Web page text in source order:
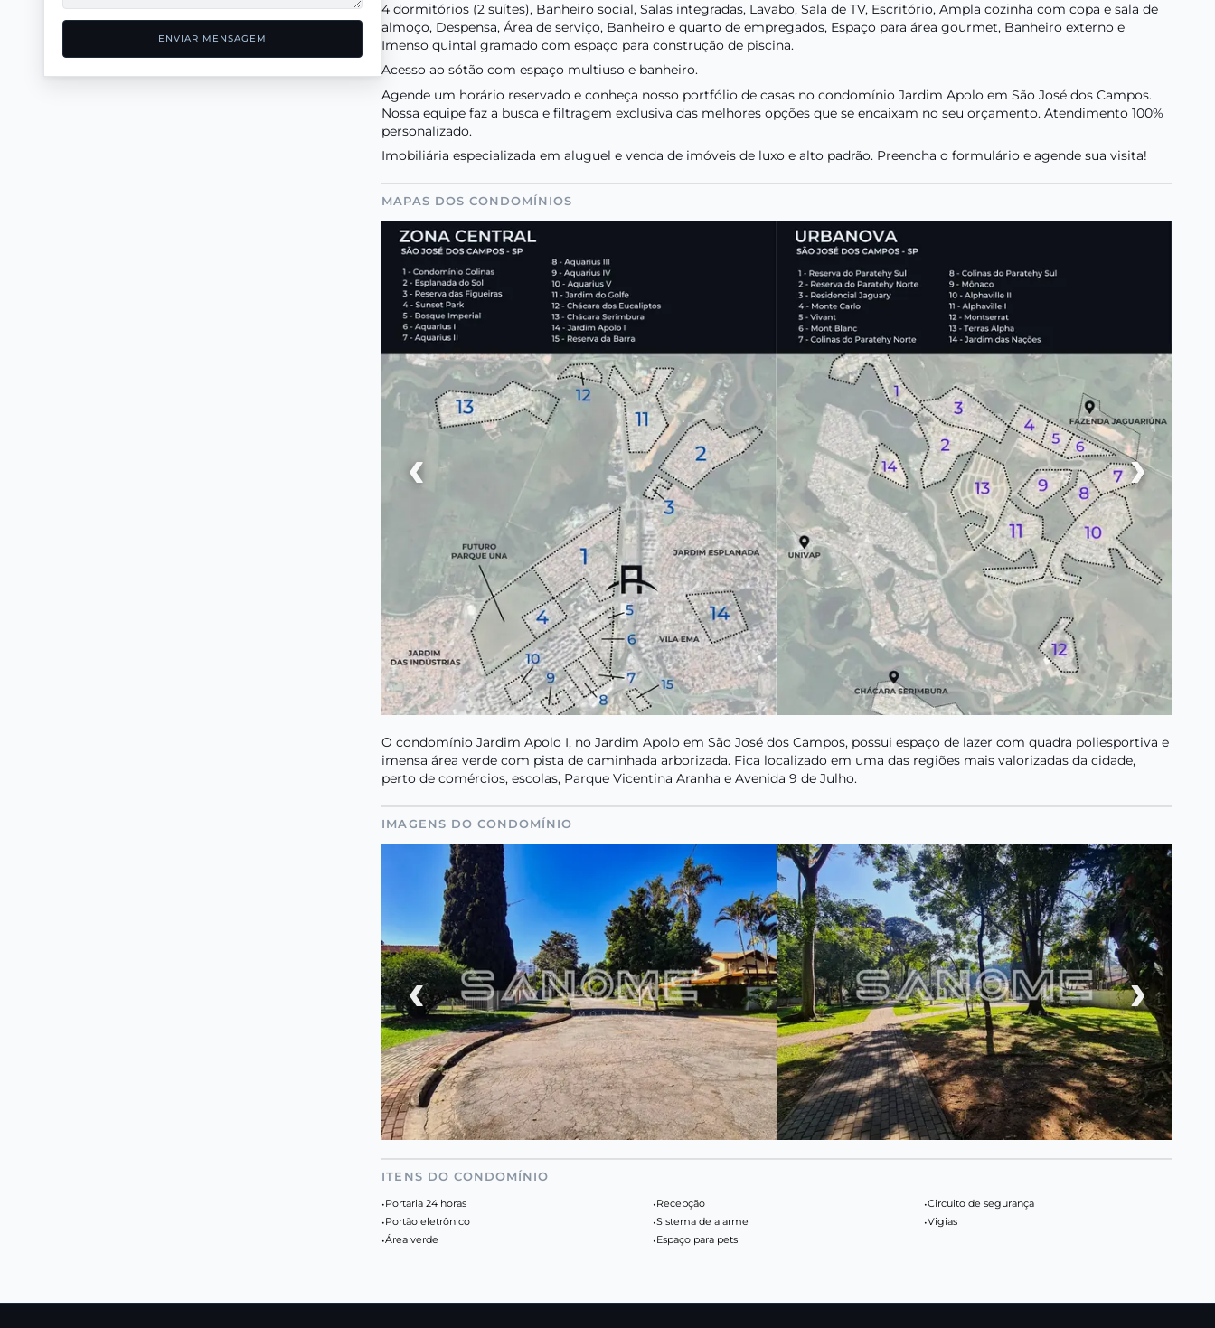
ENVIAR MENSAGEM
4 dormitórios (2 suítes), Banheiro social, Salas integradas, Lavabo, Sala de TV, Escritório, Ampla cozinha com copa e sala de
almoço, Despensa, Área de serviço, Banheiro e quarto de empregados, Espaço para área gourmet, Banheiro externo e
Imenso quintal gramado com espaço para construção de piscina.
Acesso ao sótão com espaço multiuso e banheiro.
Agende um horário reservado e conheça nosso portfólio de casas no condomínio Jardim Apolo em São José dos Campos.
Nossa equipe faz a busca e filtragem exclusiva das melhores opções que se encaixam no seu orçamento. Atendimento 100%
personalizado.
Imobiliária especializada em aluguel e venda de imóveis de luxo e alto padrão. Preencha o formulário e agende sua visita!
MAPAS DOS CONDOMÍNIOS
‹ ›
O condomínio Jardim Apolo I, no Jardim Apolo em São José dos Campos, possui espaço de lazer com quadra poliesportiva e
imensa área verde com pista de caminhada arborizada. Fica localizado em uma das regiões mais valorizadas da cidade,
perto de comércios, escolas, Parque Vicentina Aranha e Avenida 9 de Julho.
IMAGENS DO CONDOMÍNIO
‹ ›
ITENS DO CONDOMÍNIO
•Portaria 24 horas •Recepção •Circuito de segurança
•Portão eletrônico •Sistema de alarme •Vigias
•Área verde •Espaço para pets